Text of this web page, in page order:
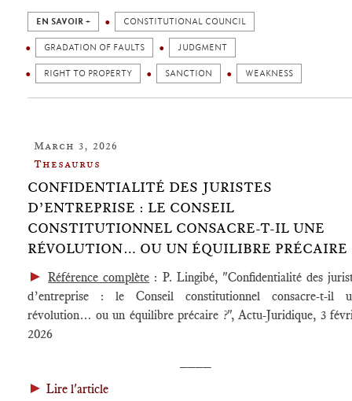
EN SAVOIR + CONSTITUTIONAL COUNCIL
GRADATION OF FAULTS JUDGMENT
RIGHT TO PROPERTY SANCTION WEAKNESS
March 3, 2026
Thesaurus
CONFIDENTIALITÉ DES JURISTES
D’ENTREPRISE : LE CONSEIL
CONSTITUTIONNEL CONSACRE-T-IL UNE
RÉVOLUTION… OU UN ÉQUILIBRE PRÉCAIRE
►Référence complète : P. Lingibé, "Confidentialité des
d’entreprise : le Conseil constitutionnel consacre-t-il
révolution… ou un équilibre précaire ?", Actu-Juridique, 3
2026
► Lire l'article